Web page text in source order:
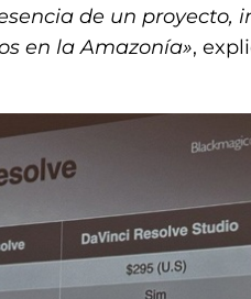
de un proyecto,
en la Amazonía»,